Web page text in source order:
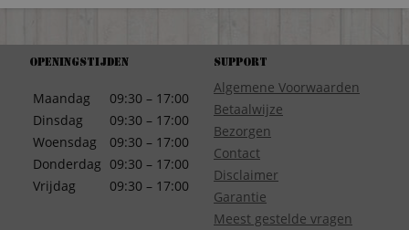
Openingstijden
Maandag
Dinsdag
Woensdag
Donderdag
Vrijdag
09:30 – 17:00
09:30 – 17:00
09:30 – 17:00
09:30 – 17:00
09:30 – 17:00
Support
Algemene Voorwaarden
Betaalwijze
Bezorgen
Contact
Disclaimer
Garantie
Meest gestelde vragen